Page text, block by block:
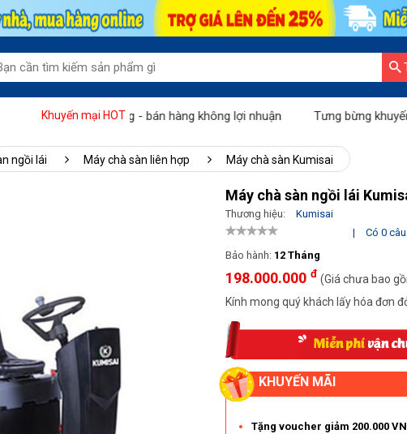
Khuyến mại HOT
Tháng vàng - bán hàng không lợi nhuận Tưng bừng khuyến mãi
ngồi lái Máy chà sàn liên hợp Máy chà sàn Kumisai
Máy chà sàn ngồi lái
Thương hiệu:
Kumisai
|
Có 0
Bảo hành: 12 Tháng
198.000.000 đ (Giá chưa bao
Kính mong quý khách lấy hóa đơn
KHUYẾN MÃI
Tặng voucher giảm 200.000